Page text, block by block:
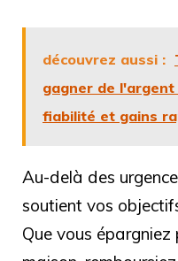
découvrez aussi :
gagner de
fiabilité et gains
Au-delà des
soutient vos
Que vous